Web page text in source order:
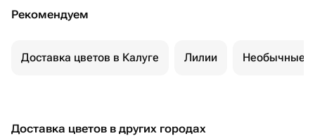
Рекомендуем
Доставка цветов в Калуге Лилии Необычные
Доставка цветов в других городах